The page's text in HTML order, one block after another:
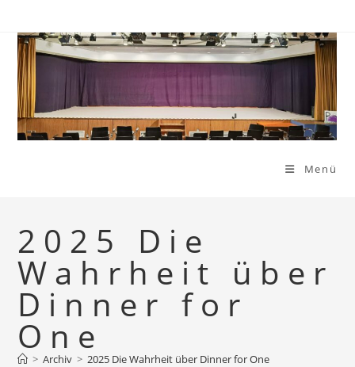
Inhalt
springen
Menü
2025 Die
Wahrheit über
Dinner for
One
> Archiv > 2025 Die Wahrheit über Dinner for One